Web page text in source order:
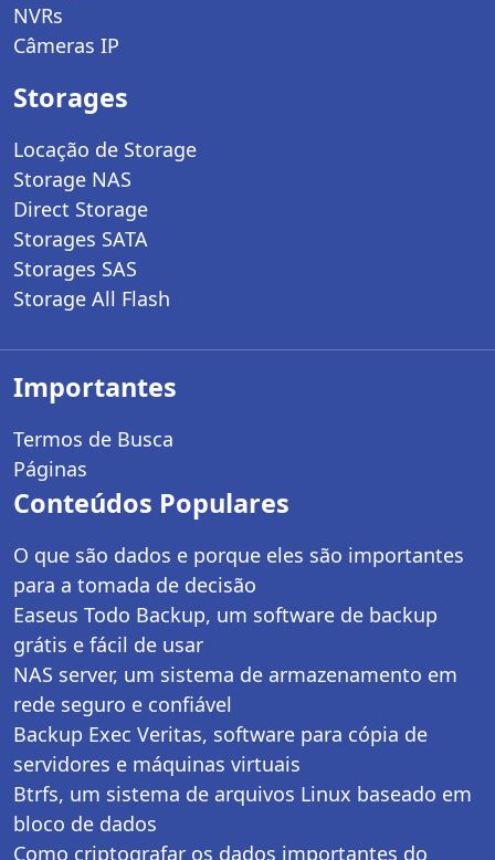
NVRs
Câmeras IP
Storages
Locação de Storage
Storage NAS
Direct Storage
Storages SATA
Storages SAS
Storage All Flash
Importantes
Termos de Busca
Páginas
Conteúdos Populares
O que são dados e porque eles são importantes
para a tomada de decisão
Easeus Todo Backup, um software de backup
grátis e fácil de usar
NAS server, um sistema de armazenamento em
rede seguro e confiável
Backup Exec Veritas, software para cópia de
servidores e máquinas virtuais
Btrfs, um sistema de arquivos Linux baseado em
bloco de dados
Como criptografar os dados importantes do